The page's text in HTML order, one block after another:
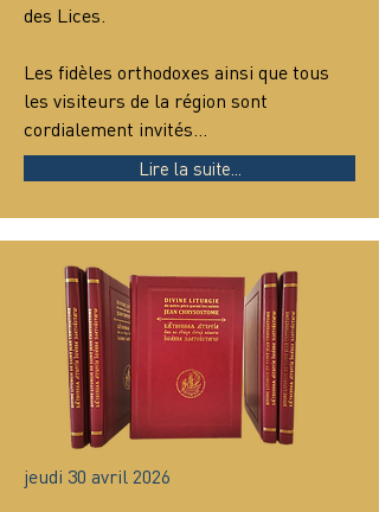
des Lices.
Les fidèles orthodoxes ainsi que tous
les visiteurs de la région sont
cordialement invités…
Lire la suite...
jeudi 30 avril 2026